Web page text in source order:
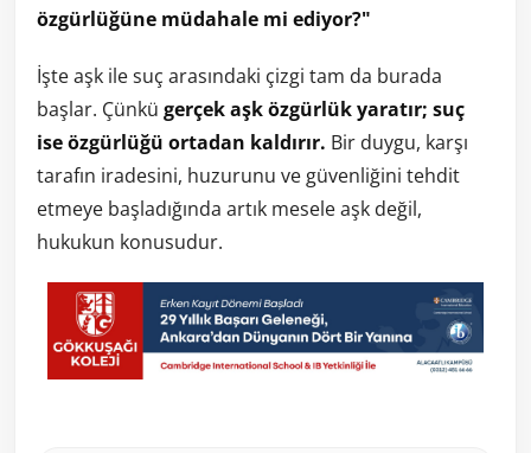
özgürlüğüne müdahale mi ediyor?"
İşte aşk ile suç arasındaki çizgi tam da burada
başlar. Çünkü gerçek aşk özgürlük yaratır; suç
ise özgürlüğü ortadan kaldırır. Bir duygu, karşı
tarafın iradesini, huzurunu ve güvenliğini tehdit
etmeye başladığında artık mesele aşk değil,
hukukun konusudur.